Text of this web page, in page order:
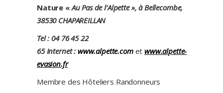
Nature «Au Pas de l’Alpette », àBellecombe,
38530 CHAPAREILLAN
Tel : 04 76 45 22
65Internet : www.alpette.cometwww.alpette-
evasion.fr
Membre des Hôteliers Randonneurs